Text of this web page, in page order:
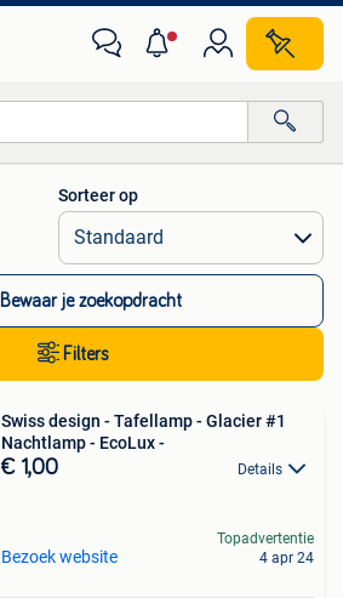
Alle afstanden…
Sorteer op
Bewaar je zoekopdracht
Filters
Swiss design - Tafellamp - Glacier #1
Nachtlamp - EcoLux -
€ 1,00 Details
Bezoek website
Topadvertentie
4 apr 24